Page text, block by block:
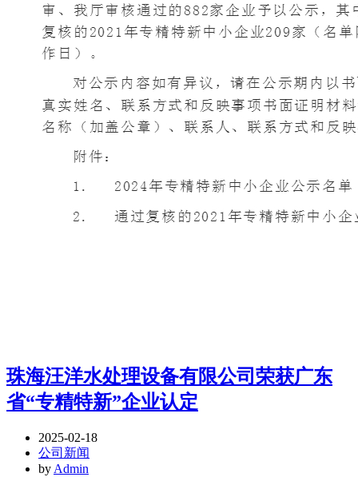
珠海汪洋水处理设备有限公司荣获广东
省“专精特新”企业认定
2025-02-18
公司新闻
by Admin